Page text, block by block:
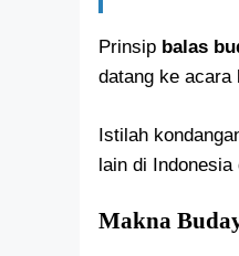
Prinsip balas
datang ke acara
Istilah
lain di Indonesia
Makna